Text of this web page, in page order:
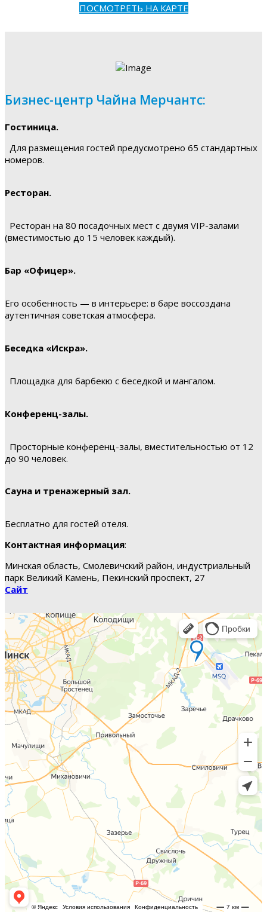
ПОСМОТРЕТЬ НА КАРТЕ
Бизнес-центр Чайна Мерчантс:
Гостиница.
Для размещения гостей предусмотрено 65 стандартных
номеров.
Ресторан.
Ресторан на 80 посадочных мест с двумя VIP-залами
(вместимостью до 15 человек каждый).
Бар «Офицер».
Его особенность — в интерьере: в баре воссоздана
аутентичная советская атмосфера.
Беседка «Искра».
Площадка для барбекю с беседкой и мангалом.
Конференц-залы.
Просторные конференц-залы, вместительностью от 12
до 90 человек.
Сауна и тренажерный зал.
Бесплатно для гостей отеля.
Контактная информация:
Минская область, Смолевичский район, индустриальный
парк Великий Камень, Пекинский проспект, 27
Сайт